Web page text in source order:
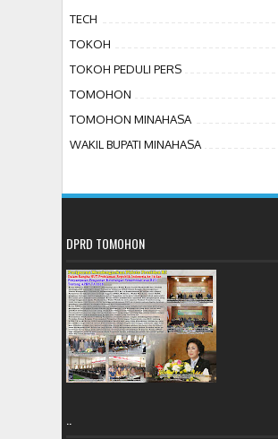
TECH
TOKOH
TOKOH PEDULI PERS
TOMOHON
TOMOHON MINAHASA
WAKIL BUPATI MINAHASA
DPRD TOMOHON